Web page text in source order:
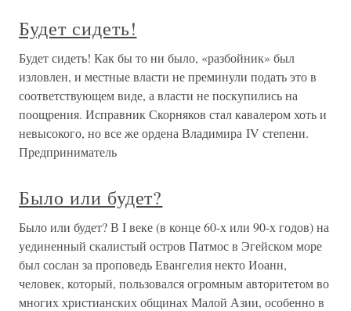
Будет сидеть!
Будет сидеть! Как бы то ни было, «разбойник» был
изловлен, и местные власти не преминули подать это в
соответствующем виде, а власти не поскупились на
поощрения. Исправник Скорняков стал кавалером хоть и
невысокого, но все же ордена Владимира IV степени.
Предприниматель
Было или будет?
Было или будет? В I веке (в конце 60-х или 90-х годов) на
уединенный скалистый остров Патмос в Эгейском море
был сослан за проповедь Евангелия некто Иоанн,
человек, который, пользовался огромным авторитетом во
многих христианских общинах Малой Азии, особенно в